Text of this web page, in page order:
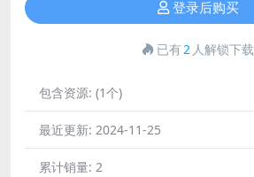
登录后购买
已有2 人解锁下载
包含资源: (1个)
最近更新: 2024-11-25
累计销量: 2